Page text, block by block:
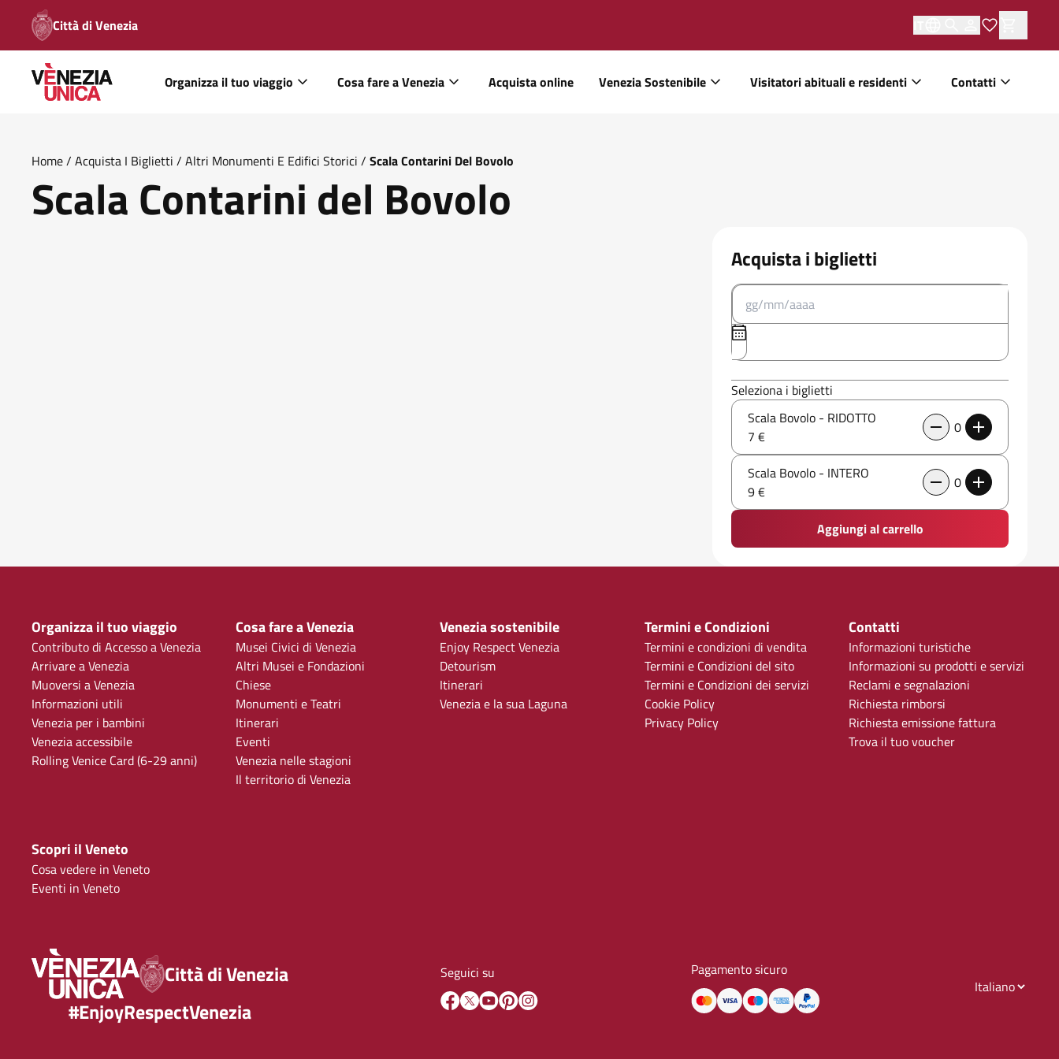
Città di Venezia
Organizza il tuo viaggio Cosa fare a Venezia Acquista online Venezia Sostenibile Visitatori abituali e residenti Contatti
Home/ Acquista I Biglietti / Altri Monumenti E Edifici Storici / Scala Contarini Del Bovolo
Scala Contarini del Bovolo
Acquista i biglietti
Seleziona i biglietti
Scala Bovolo - RIDOTTO
7 €
0
Scala Bovolo - INTERO
9 €
0
Aggiungi al carrello
Organizza il tuo viaggio
Contributo di Accesso a Venezia
Arrivare a Venezia
Muoversi a Venezia
Informazioni utili
Venezia per i bambini
Venezia accessibile
Rolling Venice Card (6-29 anni)
Cosa fare a Venezia
Musei Civici di Venezia
Altri Musei e Fondazioni
Chiese
Monumenti e Teatri
Itinerari
Eventi
Venezia nelle stagioni
Il territorio di Venezia
Venezia sostenibile
Enjoy Respect Venezia
Detourism
Itinerari
Venezia e la sua Laguna
Termini e Condizioni
Termini e condizioni di vendita
Termini e Condizioni del sito
Termini e Condizioni dei servizi
Cookie Policy
Privacy Policy
Contatti
Informazioni turistiche
Informazioni su prodotti e servizi
Reclami e segnalazioni
Richiesta rimborsi
Richiesta emissione fattura
Trova il tuo voucher
Scopri il Veneto
Cosa vedere in Veneto
Eventi in Veneto
Città di Venezia
#EnjoyRespectVenezia
Seguici su Pagamento sicuro